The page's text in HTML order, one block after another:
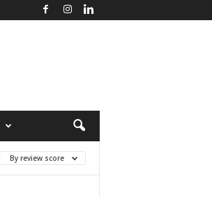
By review score